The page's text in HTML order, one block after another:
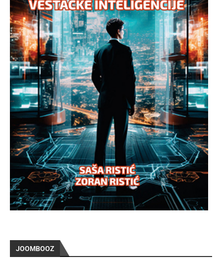
JOOMBOOZ